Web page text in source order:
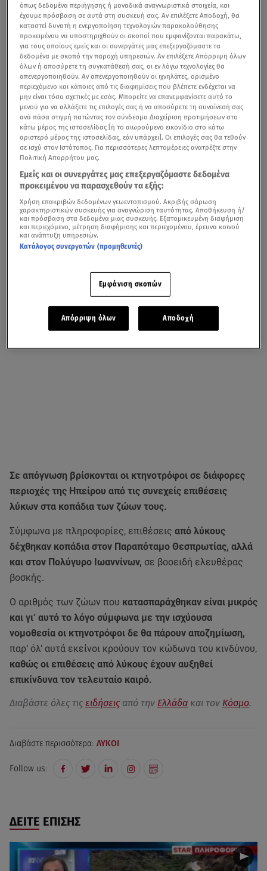
Σε απόγνωση βρίσκονται οι κτηνοτρόφοι σε διάφορες
περιοχές της Ηπείρου από τις συνεχείς επιθέσεις
λύκων στα κοπάδια των ζώων τους.
Σύμφωνα με πληροφορίες, επιθέσεις από λύκους
δέχθηκαν κοπάδια στον Παραπόταμο Θεσπρωτίας, αλλά
και στον Πολύγυρο Ιωαννίνων, σε βοοειδή ελευθέρας
βοσκής.
Ο αριθμός των ζώων που κατασπαράχθηκαν είναι μικρός
και γι’ αυτό το λόγο σύμφωνα με την ισχύουσα
νομοθεσία οι κτηνοτρόφοι δε θα πάρουν αποζημίωση,
παρ’ όλ’ αυτά εκείνοι κρούουν τον κώδωνα του κινδύνου,
καθώς οι επιθέσεις από λύκους έχουν αυξηθεί
επικίνδυνα τον τελευταίο καιρό.
Διαβάστε όλες τις ειδήσεις από την Ελλάδα και τον Κόσμο.
Διαβάστε περισσότερα: ΛΥΚΟΙ
Follow us:
ΔΕΙΤΕ ΕΠΙΣΗΣ
όπως δεδομένα περιήγησης ή μοναδικά αναγνωριστικά στοιχεία, και
έχουμε πρόσβαση σε αυτά στη συσκευή σας. Αν επιλέξετε Αποδοχή, θα
καταστεί δυνατή η ενεργοποίηση τεχνολογιών παρακολούθησης
προκειμένου να υποστηριχθούν οι σκοποί που εμφανίζονται παρακάτω,
για τους οποίους εμείς και οι συνεργάτες μας επεξεργαζόμαστε τα
δεδομένα με σκοπό την παροχή υπηρεσιών. Αν επιλέξετε Απόρριψη όλων
όλων ή αποσύρετε τη συγκατάθεσή σας, οι εν λόγω τεχνολογίες θα
απενεργοποιηθούν. Αν απενεργοποιηθούν οι ιχνηλάτες, ορισμένο
περιεχόμενο και κάποιες από τις διαφημίσεις που βλέπετε ενδέχεται να
μην είναι τόσο σχετικές με εσάς. Μπορείτε να επανεμφανίσετε αυτό το
μενού για να αλλάξετε τις επιλογές σας ή να αποσύρετε τη συναίνεσή σας
ανά πάσα στιγμή πατώντας τον σύνδεσμο Διαχείριση προτιμήσεων στο
κάτω μέρος της ιστοσελίδας [ή το αιωρούμενο εικονίδιο στο κάτω
αριστερό μέρος της ιστοσελίδας, εάν υπάρχει]. Οι επιλογές σας θα τεθούν
σε ισχύ στον Ιστότοπος. Για περισσότερες λεπτομέρειες ανατρέξτε στην
Πολιτική Απορρήτου μας.
Εμείς και οι συνεργάτες μας επεξεργαζόμαστε δεδομένα
προκειμένου να παρασχεθούν τα εξής:
Χρήση επακριβών δεδομένων γεωεντοπισμού. Ακριβής σάρωση
χαρακτηριστικών συσκευής για αναγνώριση ταυτότητας. Αποθήκευση ή/
και πρόσβαση στα δεδομένα μιας συσκευής. Εξατομικευμένη διαφήμιση
και περιεχόμενο, μέτρηση διαφήμισης και περιεχομένου, έρευνα κοινού
και ανάπτυξη υπηρεσιών.
Κατάλογος συνεργατών (προμηθευτές)
Εμφάνιση σκοπών
Απόρριψη όλων Αποδοχή